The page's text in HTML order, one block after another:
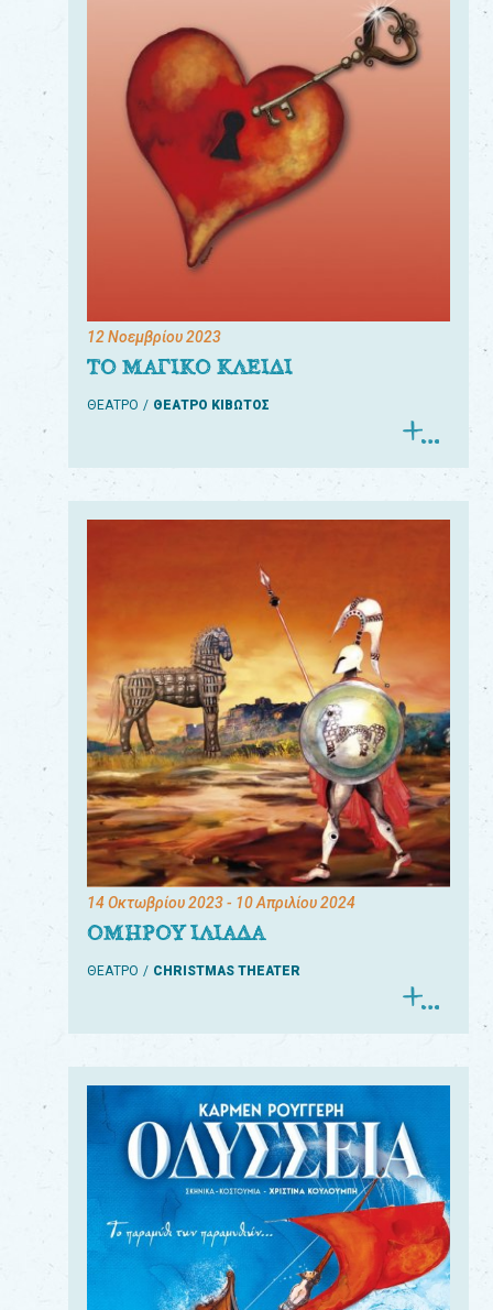
12 Νοεμβρίου 2023
ΤΟ ΜΑΓΙΚΟ ΚΛΕΙΔΙ
ΘΕΑΤΡΟ ΘΕΑΤΡΟ ΚΙΒΩΤΟΣ
14 Οκτωβρίου 2023- 10 Απριλίου 2024
ΟΜΗΡΟΥ ΙΛΙΑΔΑ
ΘΕΑΤΡΟ CHRISTMAS THEATER